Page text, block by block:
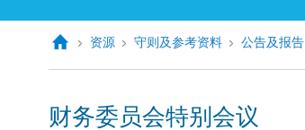
资源 守则及参考资料 公告及报告
财务委员会特别会议